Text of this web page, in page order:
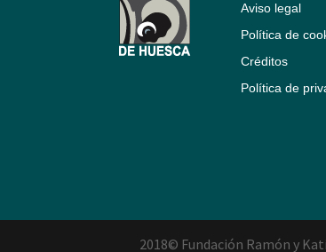
Aviso legal
Política de
Créditos
Política de
2018© Fundación Ramón y